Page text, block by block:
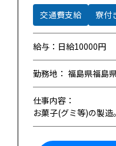
交通費支給 寮付
給与：日給10000円
勤務地： 福島県福島
仕事内容：
お菓子(グミ等)の製造。